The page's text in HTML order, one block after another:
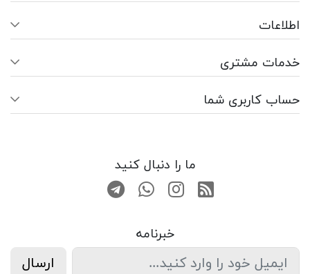
اطلاعات
خدمات مشتری
حساب کاربری شما
ما را دنبال کنید
RSS صفحه اینستاگرام
تماس با واتس اپ
کانال تلگرام
خبرنامه
ارسال